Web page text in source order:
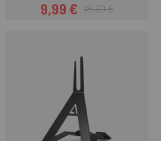
Precio
9,99 €Precio regular
18,30 €